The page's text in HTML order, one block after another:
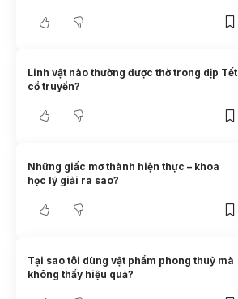
Linh vật nào thường được thờ trong dịp Tết
cổ truyền?
Những giấc mơ thành hiện thực – khoa
học lý giải ra sao?
Tại sao tôi dùng vật phẩm phong thuỷ mà
không thấy hiệu quả?